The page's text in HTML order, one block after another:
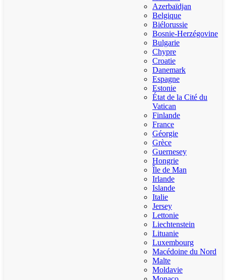
Azerbaïdjan
Belgique
Biélorussie
Bosnie-Herzégovine
Bulgarie
Chypre
Croatie
Danemark
Espagne
Estonie
État de la Cité du
Vatican
Finlande
France
Géorgie
Grèce
Guernesey
Hongrie
Île de Man
Irlande
Islande
Italie
Jersey
Lettonie
Liechtenstein
Lituanie
Luxembourg
Macédoine du Nord
Malte
Moldavie